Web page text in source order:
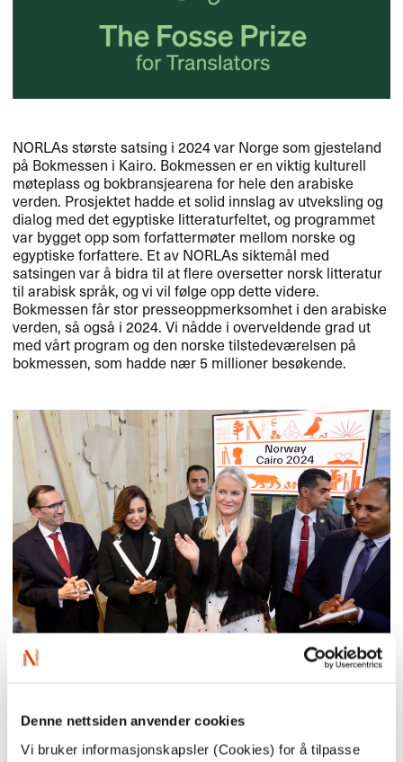
Denne nettsiden anvender cookies
Vi bruker informasjonskapsler (Cookies) for å tilpasse
NORLAs største satsing i 2024 var Norge som gjesteland
på Bokmessen i Kairo. Bokmessen er en viktig kulturell
møteplass og bokbransjearena for hele den arabiske
verden. Prosjektet hadde et solid innslag av utveksling og
dialog med det egyptiske litteraturfeltet, og programmet
var bygget opp som forfattermøter mellom norske og
egyptiske forfattere. Et av NORLAs siktemål med
satsingen var å bidra til at flere oversetter norsk litteratur
til arabisk språk, og vi vil følge opp dette videre.
Bokmessen får stor presseoppmerksomhet i den arabiske
verden, så også i 2024. Vi nådde i overveldende grad ut
med vårt program og den norske tilstedeværelsen på
bokmessen, som hadde nær 5 millioner besøkende.
Neveen Youssef Mohamed Al-Kilany, H.K.H. Kronprinsesse Mette-
Marit
Foto: Ahmed Raafat